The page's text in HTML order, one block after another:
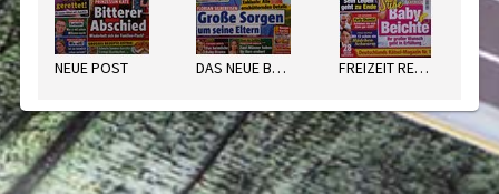
NEUE POST DAS NEUE BLATT FREIZEIT REVUE